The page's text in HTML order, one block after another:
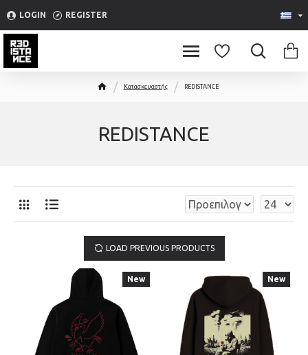
Please
This
website
LOGIN REGISTER
Κατασκευαστής REDISTANCE
REDISTANCE
LOAD PREVIOUS PRODUCTS
New New